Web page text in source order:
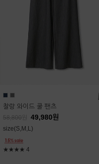
찰랑 와이드 쿨 팬츠
58,800 49,980원
size(S,M,L)
★★★★ 4